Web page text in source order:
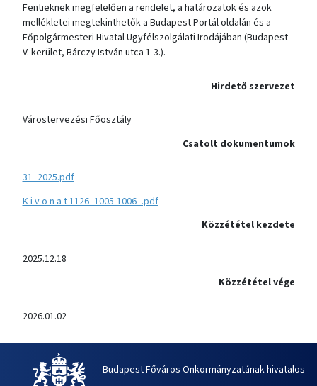
Fentieknek megfelelően a rendelet, a határozatok és azok
mellékletei megtekinthetők a Budapest Portál oldalán és a
Főpolgármesteri Hivatal Ügyfélszolgálati Irodájában (Budapest
V. kerület, Bárczy István utca 1-3.).
Hirdető szervezet
Várostervezési Főosztály
Csatolt dokumentumok
31_2025.pdf
K i v o n a t 1126_1005-1006_.pdf
Közzététel kezdete
2025.12.18
Közzététel vége
2026.01.02
Budapest Főváros Önkormányzatának hivatalos